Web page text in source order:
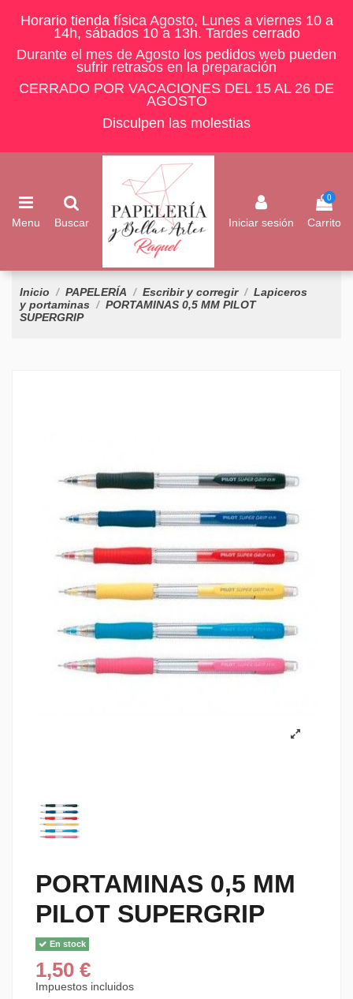
Horario tienda física Agosto, Lunes a viernes 10 a
14h, sábados 10 a 13h. Tardes cerrado
Durante el mes de Agosto los pedidos web pueden
sufrir retrasos en la preparación
CERRADO POR VACACIONES DEL 15 AL 26 DE
AGOSTO
Disculpen las molestias
Menu Buscar Iniciar sesión
0
Carrito
Inicio PAPELERÍA Escribir y corregir
Lapiceros
y portaminas
PORTAMINAS 0,5 MM PILOT
SUPERGRIP
PORTAMINAS 0,5 MM
PILOT SUPERGRIP
En stock
1,50 €
Impuestos incluidos